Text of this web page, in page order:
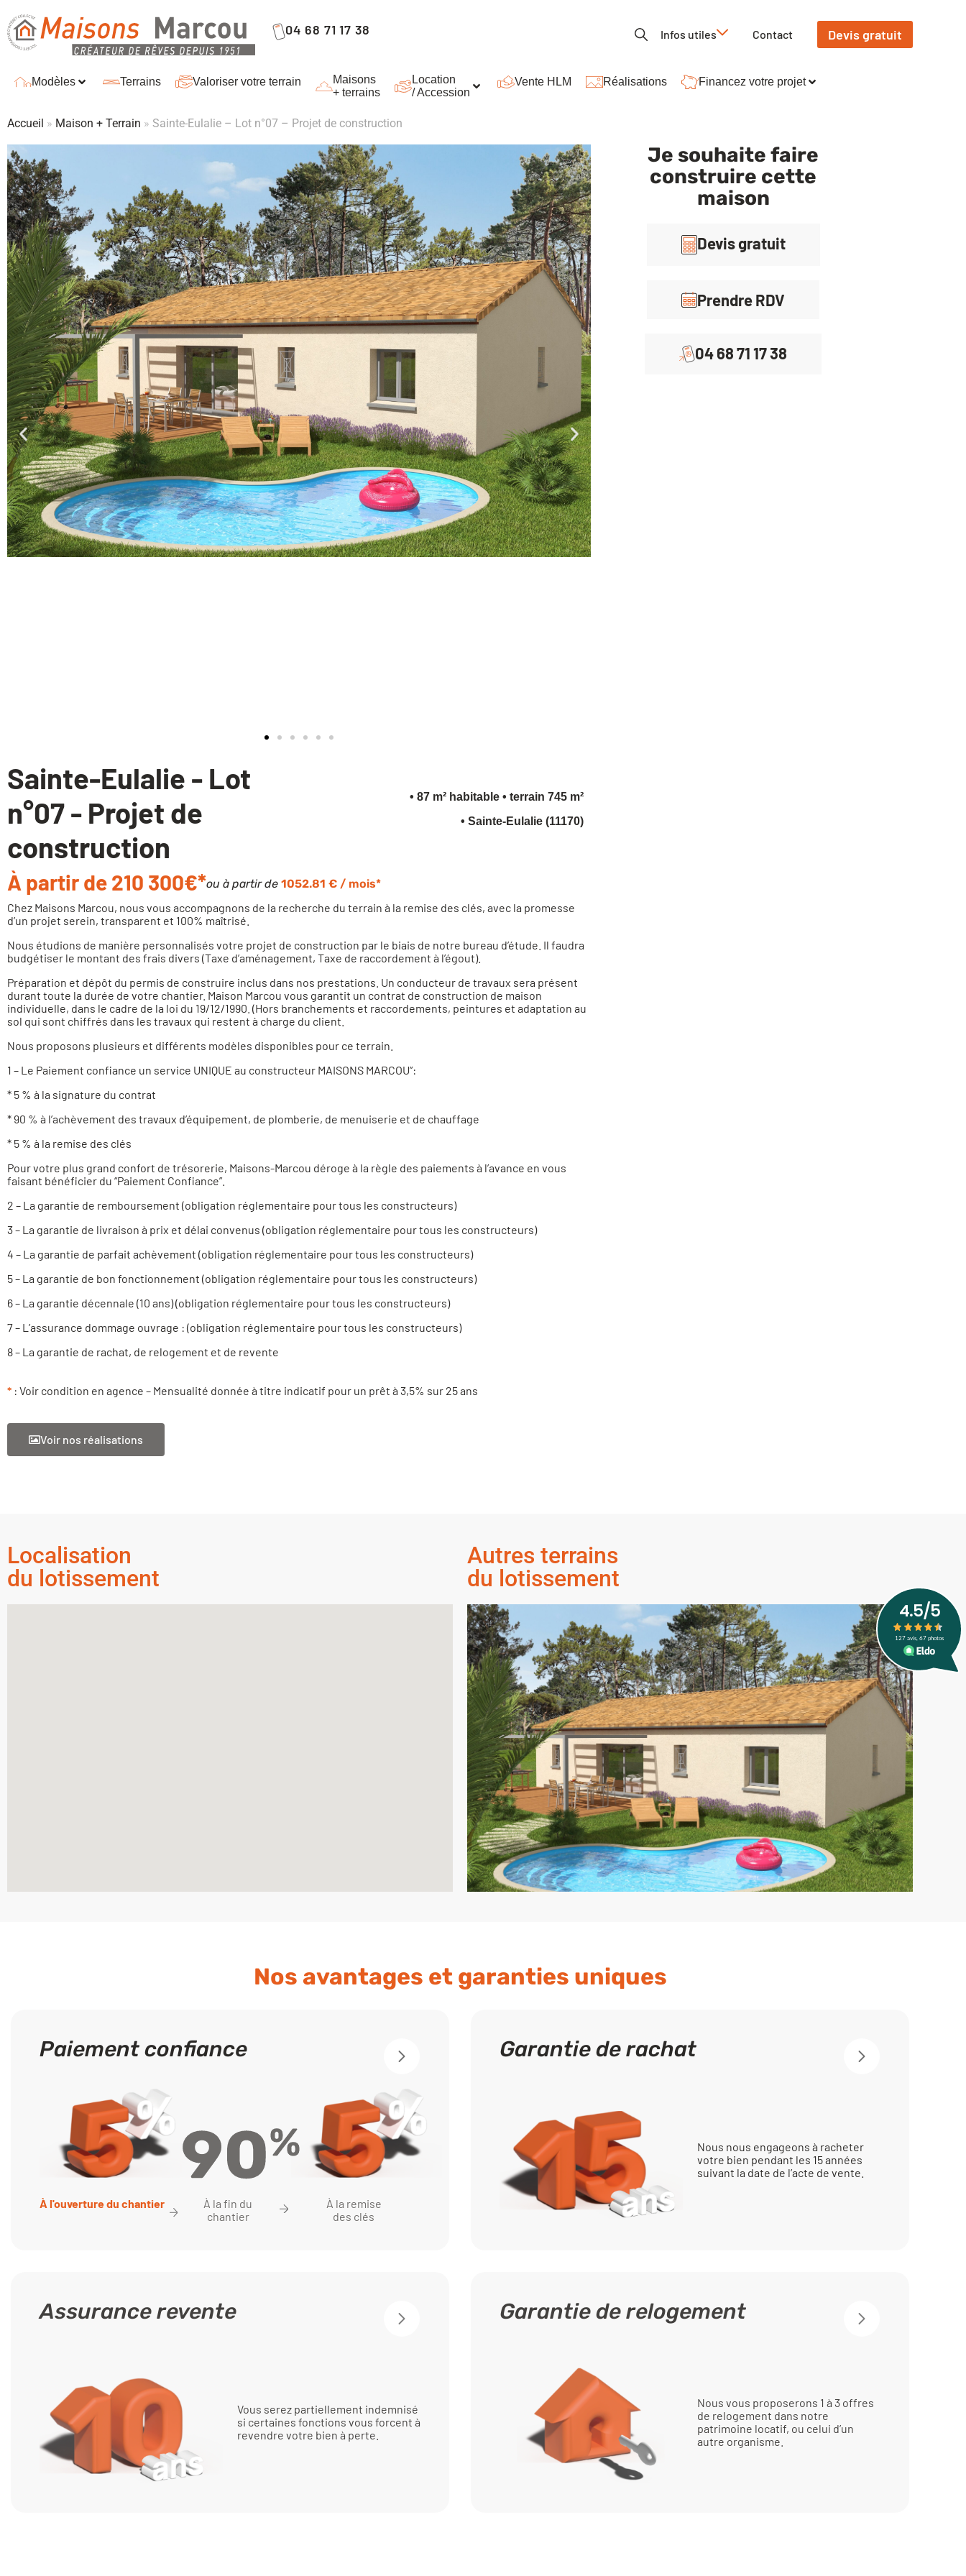
04 68 71 17 38 Infos utiles Contact Devis gratuit
Modèles Terrains Valoriser votre terrain
Maisons
+ terrains
Location
/ Accession
Vente HLM Réalisations Financez votre projet
Accueil » Maison + Terrain » Sainte-Eulalie – Lot n°07 – Projet de construction
Sainte-Eulalie - Lot
n°07 - Projet de
construction
• 87 m² habitable • terrain 745 m²
• Sainte-Eulalie (11170)
À partir de 210 300€*ou à partir de 1052.81 € / mois*
Chez Maisons Marcou, nous vous accompagnons de la recherche du terrain à la remise des clés, avec la promesse
d’un projet serein, transparent et 100% maîtrisé.
Nous étudions de manière personnalisés votre projet de construction par le biais de notre bureau d’étude. Il faudra
budgétiser le montant des frais divers (Taxe d’aménagement, Taxe de raccordement à l’égout).
Préparation et dépôt du permis de construire inclus dans nos prestations. Un conducteur de travaux sera présent
durant toute la durée de votre chantier. Maison Marcou vous garantit un contrat de construction de maison
individuelle, dans le cadre de la loi du 19/12/1990. (Hors branchements et raccordements, peintures et adaptation au
sol qui sont chiffrés dans les travaux qui restent à charge du client.
Nous proposons plusieurs et différents modèles disponibles pour ce terrain.
1 – Le Paiement confiance un service UNIQUE au constructeur MAISONS MARCOU”:
* 5 % à la signature du contrat
* 90 % à l’achèvement des travaux d’équipement, de plomberie, de menuiserie et de chauffage
* 5 % à la remise des clés
Pour votre plus grand confort de trésorerie, Maisons-Marcou déroge à la règle des paiements à l’avance en vous
faisant bénéficier du “Paiement Confiance”.
2 – La garantie de remboursement (obligation réglementaire pour tous les constructeurs)
3 – La garantie de livraison à prix et délai convenus (obligation réglementaire pour tous les constructeurs)
4 – La garantie de parfait achèvement (obligation réglementaire pour tous les constructeurs)
5 – La garantie de bon fonctionnement (obligation réglementaire pour tous les constructeurs)
6 – La garantie décennale (10 ans) (obligation réglementaire pour tous les constructeurs)
7 – L’assurance dommage ouvrage : (obligation réglementaire pour tous les constructeurs)
8 – La garantie de rachat, de relogement et de revente
* : Voir condition en agence – Mensualité donnée à titre indicatif pour un prêt à 3,5% sur 25 ans
Voir nos réalisations
Je souhaite faire
construire cette
maison
Devis gratuit
Prendre RDV
04 68 71 17 38
Localisation
du lotissement
Autres terrains
du lotissement
Nos avantages et garanties uniques
Paiement confiance
À l'ouverture du chantier
À la fin du
chantier
À la remise
des clés
Garantie de rachat
Nous nous engageons à racheter
votre bien pendant les 15 années
suivant la date de l’acte de vente.
Assurance revente
Vous serez partiellement indemnisé
si certaines fonctions vous forcent à
revendre votre bien à perte.
Garantie de relogement
Nous vous proposerons 1 à 3 offres
de relogement dans notre
patrimoine locatif, ou celui d’un
autre organisme.